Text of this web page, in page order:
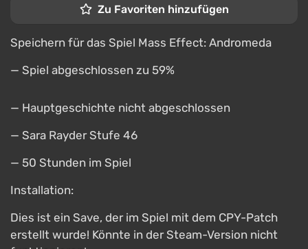
Zu Favoriten hinzufügen
Speichern für das Spiel Mass Effect: Andromeda
— Spiel abgeschlossen zu 59%
— Hauptgeschichte nicht abgeschlossen
— Sara Rayder Stufe 46
— 50 Stunden im Spiel
Installation:
Dies ist ein Save, der im Spiel mit dem CPY-Patch
erstellt wurde! Könnte in der Steam-Version nicht